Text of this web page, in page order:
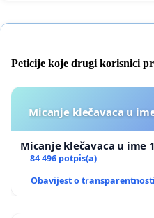
Peticije koje drugi korisnici
Micanje klečavaca u
Micanje klečavaca u ime
84 496 potpis(a)
Obavijest o transparentnosti